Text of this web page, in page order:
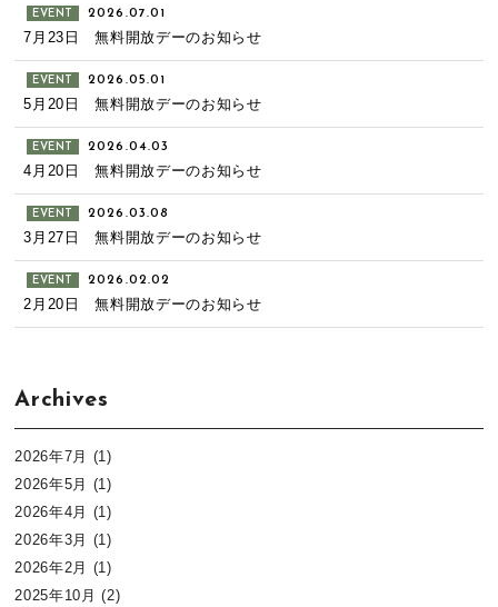
EVENT 2026.07.01
7月23日 無料開放デーのお知らせ
EVENT 2026.05.01
5月20日 無料開放デーのお知らせ
EVENT 2026.04.03
4月20日 無料開放デーのお知らせ
EVENT 2026.03.08
3月27日 無料開放デーのお知らせ
EVENT 2026.02.02
2月20日 無料開放デーのお知らせ
Archives
2026年7月 (1)
2026年5月 (1)
2026年4月 (1)
2026年3月 (1)
2026年2月 (1)
2025年10月 (2)